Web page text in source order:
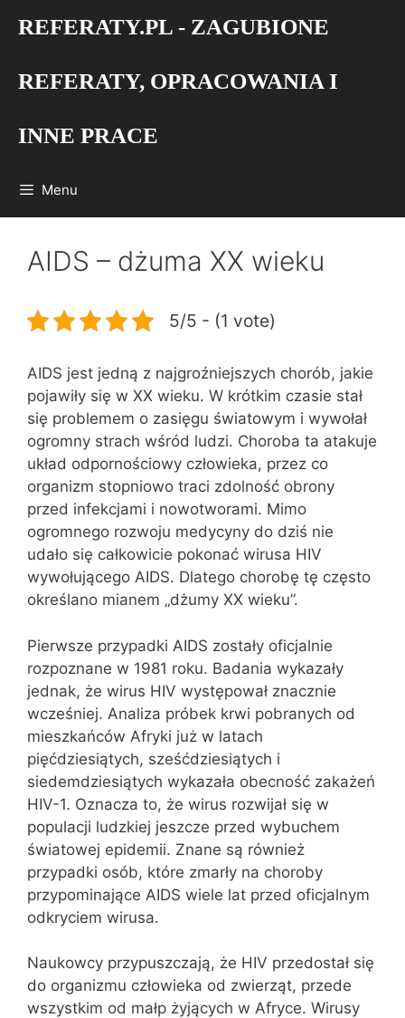
REFERATY.PL - ZAGUBIONE
REFERATY, OPRACOWANIA I
INNE PRACE
Menu
AIDS – dżuma XX wieku
5/5 - (1 vote)
AIDS jest jedną z najgroźniejszych chorób, jakie
pojawiły się w XX wieku. W krótkim czasie stał
się problemem o zasięgu światowym i wywołał
ogromny strach wśród ludzi. Choroba ta atakuje
układ odpornościowy człowieka, przez co
organizm stopniowo traci zdolność obrony
przed infekcjami i nowotworami. Mimo
ogromnego rozwoju medycyny do dziś nie
udało się całkowicie pokonać wirusa HIV
wywołującego AIDS. Dlatego chorobę tę często
określano mianem „dżumy XX wieku”.
Pierwsze przypadki AIDS zostały oficjalnie
rozpoznane w 1981 roku. Badania wykazały
jednak, że wirus HIV występował znacznie
wcześniej. Analiza próbek krwi pobranych od
mieszkańców Afryki już w latach
pięćdziesiątych, sześćdziesiątych i
siedemdziesiątych wykazała obecność zakażeń
HIV-1. Oznacza to, że wirus rozwijał się w
populacji ludzkiej jeszcze przed wybuchem
światowej epidemii. Znane są również
przypadki osób, które zmarły na choroby
przypominające AIDS wiele lat przed oficjalnym
odkryciem wirusa.
Naukowcy przypuszczają, że HIV przedostał się
do organizmu człowieka od zwierząt, przede
wszystkim od małp żyjących w Afryce. Wirusy